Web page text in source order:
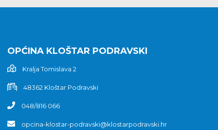
OPĆINA KLOŠTAR PODRAVSKI
Kralja Tomislava 2
48362 Kloštar Podravski
048/816 066
opcina-klostar-podravski@klostarpodravski.hr